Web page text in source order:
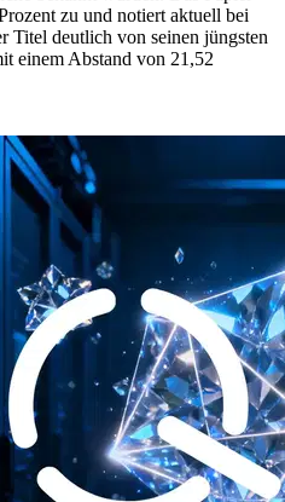
zu und notiert aktuell bei
Titel deutlich von seinen jüngsten
einem Abstand von 21,52